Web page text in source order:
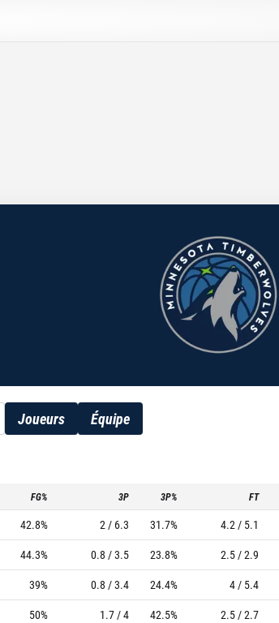
Joueurs Équipe
FG% 3P 3P% FT
42.8% 2 / 6.3 31.7% 4.2 / 5.1
44.3% 0.8 / 3.5 23.8% 2.5 / 2.9
39% 0.8 / 3.4 24.4% 4 / 5.4
50% 1.7 / 4 42.5% 2.5 / 2.7